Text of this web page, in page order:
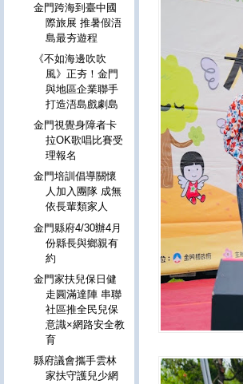
金門跨海到臺中國
際旅展 推暑假浯
島最夯遊程
《不如海邊吹吹
風》正夯！金門
與地區企業聯手
打造浯島戲劇島
金門視覺身障者卡
拉OK歌唱比賽受
理報名
金門培訓倡導關懷
人加入團隊 成無
依長輩類家人
金門縣府4/30辦4月
份縣長與鄉親有
約
金門家扶兒保日健
走圓滿達陣 串聯
社區推全民兒保
意識×網路安全教
育
縣府議會攜手雲林
家扶守護兒少網